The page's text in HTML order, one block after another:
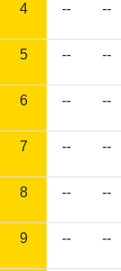
4 -- --
5 -- --
6 -- --
7 -- --
8 -- --
9 -- --